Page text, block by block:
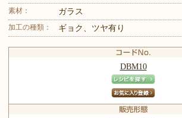
素材： ガラス
加工の種類： ギョク、ツヤ有り
DBM10